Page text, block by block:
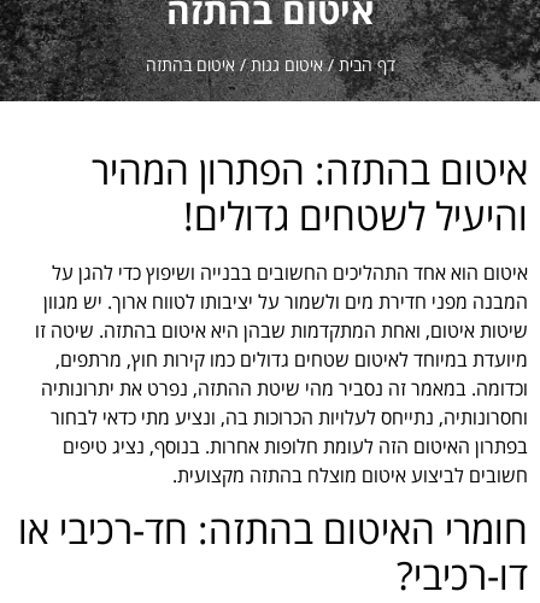
איטום בהתזה
דף הבית/איטום גגות/איטום בהתזה
איטום בהתזה: הפתרון המהיר
והיעיל לשטחים גדולים!
איטום הוא אחד התהליכים החשובים בבנייה ושיפוץ כדי להגן על
המבנה מפני חדירת מים ולשמור על יציבותו לטווח ארוך. יש מגוון
שיטות איטום, ואחת המתקדמות שבהן היא איטום בהתזה. שיטה זו
מיועדת במיוחד לאיטום שטחים גדולים כמו קירות חוץ, מרתפים,
וכדומה. במאמר זה נסביר מהי שיטת ההתזה, נפרט את יתרונותיה
וחסרונותיה, נתייחס לעלויות הכרוכות בה, ונציע מתי כדאי לבחור
בפתרון האיטום הזה לעומת חלופות אחרות. בנוסף, נציג טיפים
חשובים לביצוע איטום מוצלח בהתזה מקצועית.
חומרי האיטום בהתזה: חד-רכיבי או
דו-רכיבי?